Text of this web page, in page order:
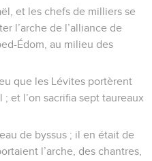
et les chefs de milliers se
l’arche de l’alliance de
Édom, au milieu des
que les Lévites portèrent
; et l’on sacrifia sept taureaux
de byssus ; il en était de
l’arche, des chantres,